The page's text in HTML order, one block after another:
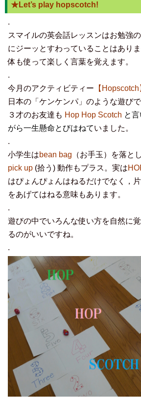
★Let’s play hopscotch!
.
スマイルの英会話レッスンはお勉強の
にジーッとすわっていることはありま
体も使って楽しく言葉を覚えます。
.
今月のアクティビティー 【Hopscotch
日本の「ケンケンパ」のような遊びで
３才のお友達も Hop Hop Scotch と
がら一生懸命とびはねていました。
.
小学生はbean bag （お手玉）を落と
pick up (拾う) 動作もプラス。実は
はぴょんぴょんはねるだけでなく，
をあげてはねる意味もあります。
.
遊びの中でいろんな使い方を自然に覚
るのがいいですね。
.